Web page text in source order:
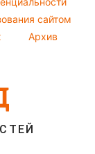
сайтом
Архив